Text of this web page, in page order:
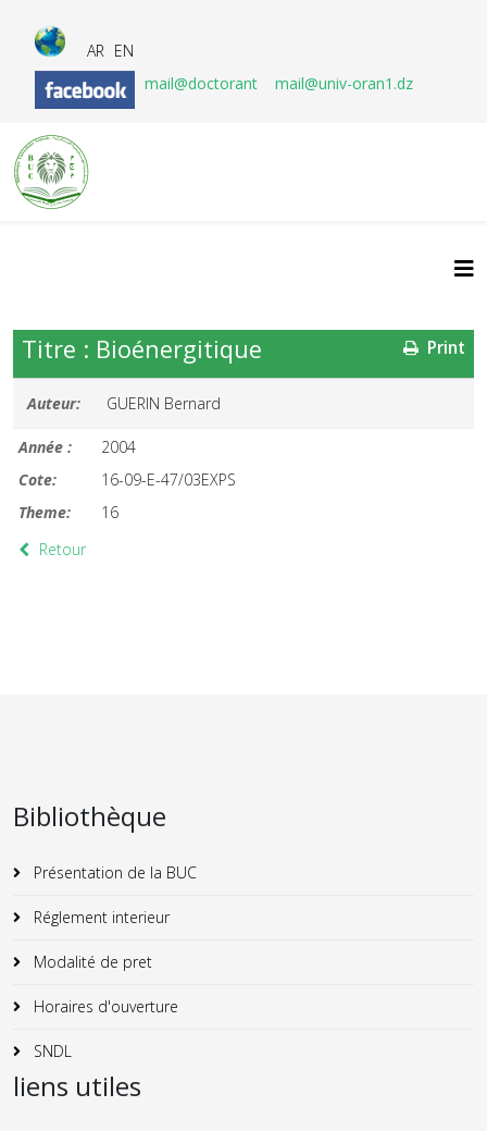
AR EN
mail@doctorant
mail@univ-oran1.dz
Print
Titre : Bioénergitique
Auteur: GUERIN Bernard
Année :
2004
Cote:
16-09-E-47/03EXPS
Theme:
16
Retour
Bibliothèque
Présentation de la BUC
Réglement interieur
Modalité de pret
Horaires d'ouverture
SNDL
liens utiles